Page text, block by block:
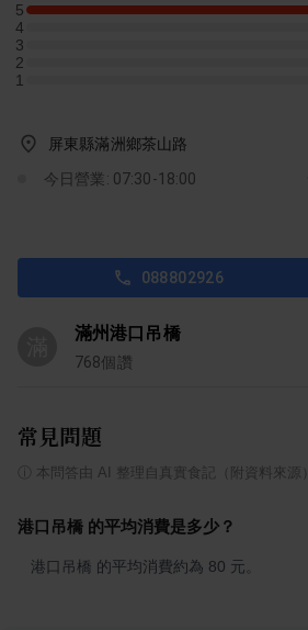
5
5 星：1 則評論
4
4 星：0 則評論
3
3 星：0 則評論
2
2 星：0 則評論
1
1 星：0 則評論
屏東縣滿洲鄉茶山路
今日營業: 07:30-18:00
088802926
滿州港口吊橋
768個讚
常見問題
本問答由 AI 整理自真實食記（附資料來源）
港口吊橋 的平均消費是多少？
港口吊橋 的平均消費約為 80 元。